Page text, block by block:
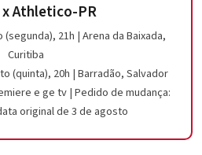
Athletico-PR
21h | Arena da Baixada,
Curitiba
(quinta), 20h | Barradão, Salvador
e ge tv | Pedido de mudança:
original de 3 de agosto